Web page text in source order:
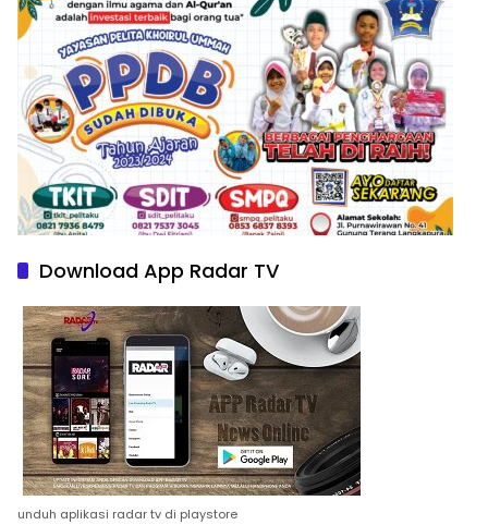
Download App Radar TV
unduh aplikasi radar tv di playstore